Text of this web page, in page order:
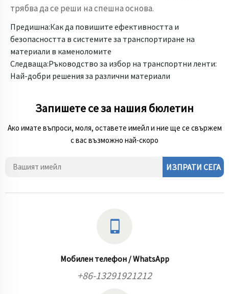
трябва да се реши на спешна основа.
Предишна:Как да повишите ефективността и
безопасността в системите за транспортиране на
материали в каменоломите
Следваща:Ръководство за избор на транспортни ленти:
Най-добри решения за различни материали
Запишете се за нашия бюлетин
Ако имате въпроси, моля, оставете имейл и ние ще се свържем
с вас възможно най-скоро
ИЗПРАТИ СЕГА
Мобилен телефон / WhatsApp
+86-13291921212